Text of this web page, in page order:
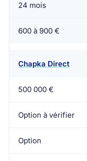
24 mois
600 à 900 €
Chapka Direct
500 000 €
Option à vérifier
Option